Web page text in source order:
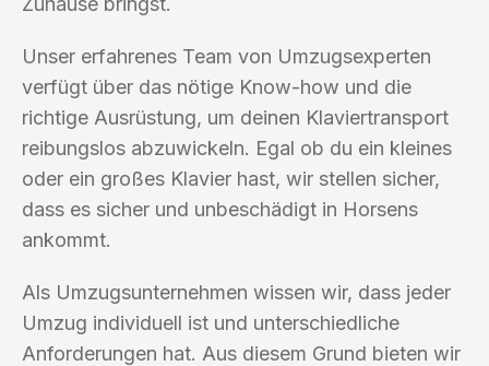
Unser erfahrenes Team von Umzugsexperten
verfügt über das nötige Know-how und die
richtige Ausrüstung, um deinen Klaviertransport
reibungslos abzuwickeln. Egal ob du ein kleines
oder ein großes Klavier hast, wir stellen sicher,
dass es sicher und unbeschädigt in Horsens
ankommt.
Als Umzugsunternehmen wissen wir, dass jeder
Umzug individuell ist und unterschiedliche
Anforderungen hat. Aus diesem Grund bieten wir